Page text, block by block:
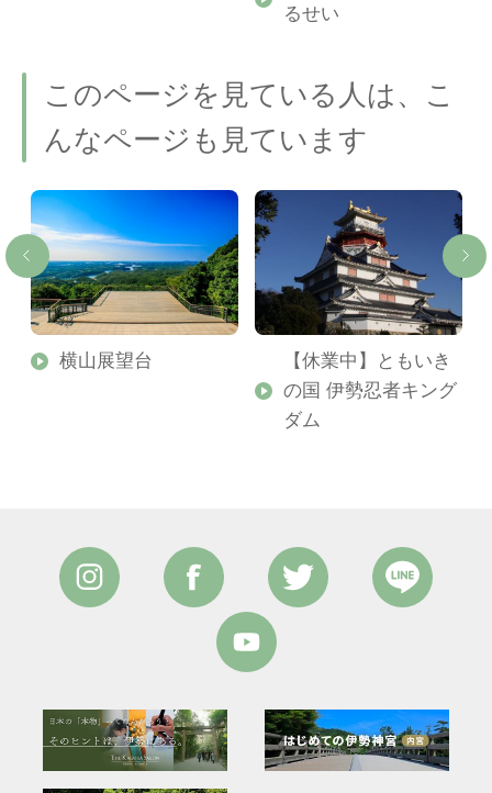
るせい
このページを見ている人は、こ
んなページも見ています
横山展望台
【休業中】ともいき
の国 伊勢忍者キング
ダム